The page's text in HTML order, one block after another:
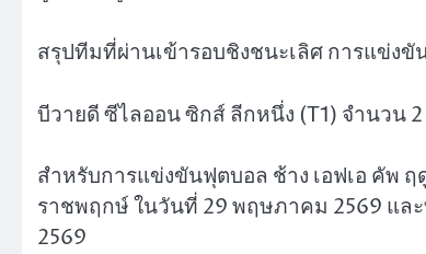
สรุปทีมที่ผ่านเข้ารอบชิงชนะเลิศ การแข่ง
บีวายดี ซีไลออน ซิกส์ ลีกหนึ่ง (T1) จำนวน
สำหรับการแข่งขันฟุตบอล ช้าง เอฟเอ คัพ
ราชพฤกษ์ ในวันที่ 29 พฤษภาคม 2569 แล
2569